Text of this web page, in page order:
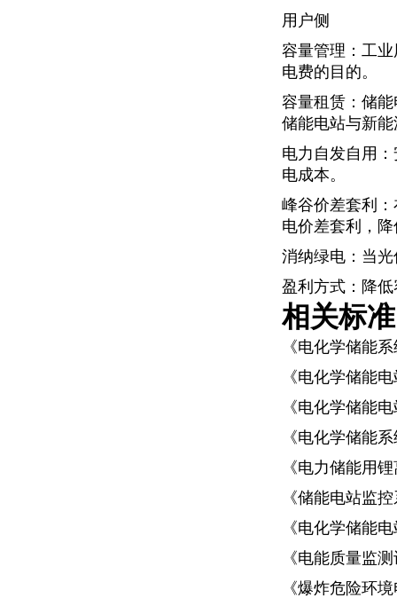
用户侧
容量管理：工
电费的目的。
容量租赁：储
储能电站与新
电力自发自用
电成本。
峰谷价差套利
电价差套利，
消纳绿电：当
盈利方式：降
相关标准
《电化学储能
《电化学储能
《电化学储能
《电化学储能
《电力储能用
《储能电站监
《电化学储能
《电能质量监
《爆炸危险环